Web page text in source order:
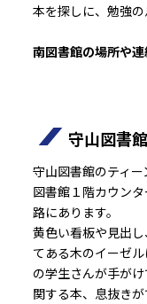
本を探しに、勉強
南図書館の場所や
守山図書館
守山図書館のティ
図書館１階カウン
路にあります。
黄色い看板や見出
てある木のイーゼ
の学生さんが手が
関する本、息抜き